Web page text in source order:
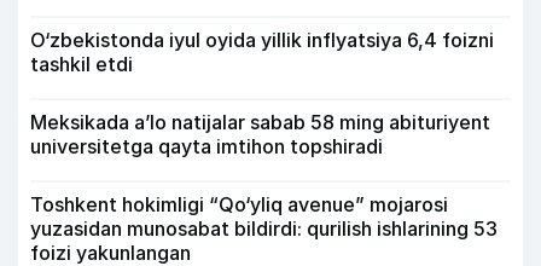
O‘zbekistonda iyul oyida yillik inflyatsiya 6,4 foizni
tashkil etdi
Meksikada a’lo natijalar sabab 58 ming abituriyent
universitetga qayta imtihon topshiradi
Toshkent hokimligi “Qo‘yliq avenue” mojarosi
yuzasidan munosabat bildirdi: qurilish ishlarining 53
foizi yakunlangan